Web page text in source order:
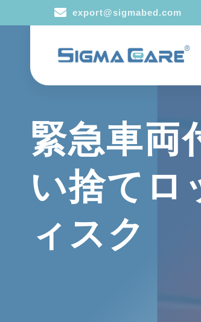
export@sigmabed.com
緊急車両
い捨てロ
ィスク